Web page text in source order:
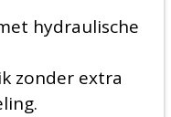
hydraulische
zonder extra